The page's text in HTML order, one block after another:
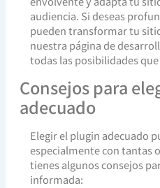
audiencia. Si deseas
pueden transformar tu
nuestra página de
todas las posibilidades
Consejos para
adecuado
Elegir el plugin adecuado
especialmente con tantas
tienes algunos consejos
informada: